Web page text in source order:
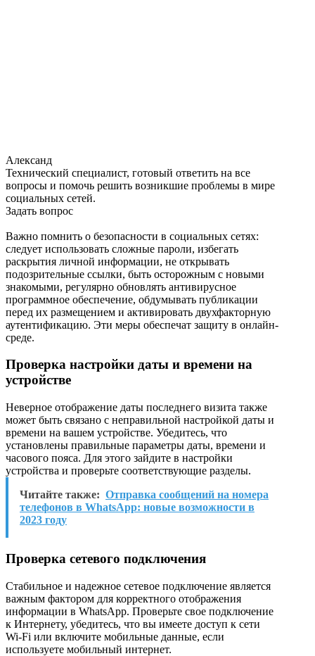
Александ
Технический специалист, готовый ответить на все
вопросы и помочь решить возникшие проблемы в мире
социальных сетей.
Задать вопрос
Важно помнить о безопасности в социальных сетях:
следует использовать сложные пароли, избегать
раскрытия личной информации, не открывать
подозрительные ссылки, быть осторожным с новыми
знакомыми, регулярно обновлять антивирусное
программное обеспечение, обдумывать публикации
перед их размещением и активировать двухфакторную
аутентификацию. Эти меры обеспечат защиту в онлайн-
среде.
Проверка настройки даты и времени на
устройстве
Неверное отображение даты последнего визита также
может быть связано с неправильной настройкой даты и
времени на вашем устройстве. Убедитесь, что
установлены правильные параметры даты, времени и
часового пояса. Для этого зайдите в настройки
устройства и проверьте соответствующие разделы.
Читайте также: Отправка сообщений на номера
телефонов в WhatsApp: новые возможности в
2023 году
Проверка сетевого подключения
Стабильное и надежное сетевое подключение является
важным фактором для корректного отображения
информации в WhatsApp. Проверьте свое подключение
к Интернету, убедитесь, что вы имеете доступ к сети
Wi-Fi или включите мобильные данные, если
используете мобильный интернет.